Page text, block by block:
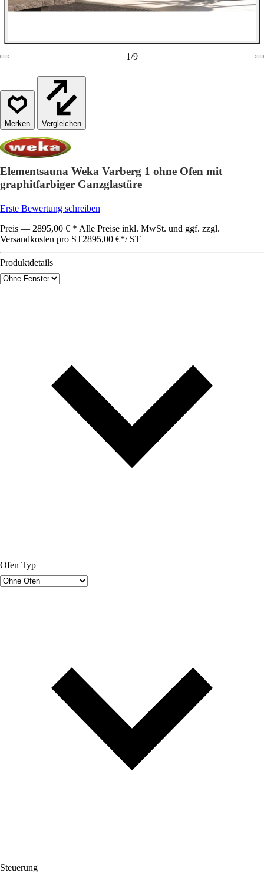
1/9
Vergleichen
Elementsauna Weka Varberg 1 ohne Ofen mit
graphitfarbiger Ganzglastüre
Erste Bewertung schreiben
Preis — 2895,00 € * Alle Preise inkl. MwSt. und ggf. zzgl.
Versandkosten pro ST2895,00 €*/ ST
Produktdetails
Ofen Typ
Steuerung